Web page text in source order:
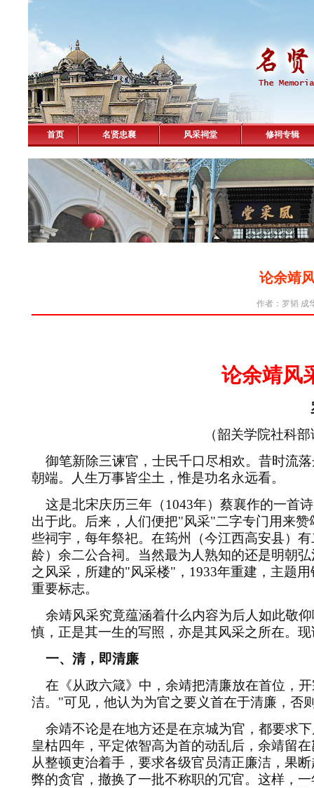
首页 名贤忠襄 风采祠堂 修祠专辑
论余靖
作者：罗韬 成
论余靖风
（韶关学院社科
御笔新除三谏官，士民千口尽相欢。昔时流
朝端。人生万事皆尘土，惟是功名永远看。
这是北宋庆历三年（1043年）蔡襄作的一首
出于此。后来，人们便把"风采"二字专门用来
些祠宇，每年祭祀。在筠州（今江西高安县）
龄）余二公合祠。当然最为人熟知的还是明朝
之风采，所建的"风采楼" ， 1933年重建，主题
重要标志。
余靖风采究竟蕴涵着什么内容为后人如此敬
慎，正是其一生的写照，亦是其风采之所在。
一、清，即清廉
在《从政六箴》中，余靖把清廉放在首位，
洁。 "可见，他认为为官之要义首在于清廉，否
余靖不论是在地方还是在京城为官，都要求
皇枯四年，平定侬智高为首的动乱后，余靖留
从整顿吏治着手，要求各级官员清正廉洁，果
弊的贪官，撤换了一批不称职的冗官。这样，